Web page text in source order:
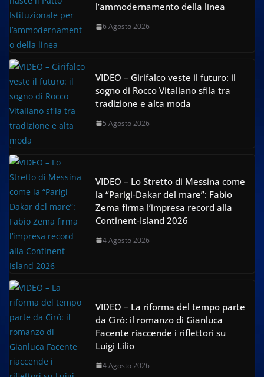
l’ammodernamento della linea
6 Agosto 2026
VIDEO – Girifalco veste il futuro: il
sogno di Rocco Vitaliano sfila tra
tradizione e alta moda
5 Agosto 2026
VIDEO – Lo Stretto di Messina come
la “Parigi-Dakar del mare”: Fabio
Zema firma l’impresa record alla
Continent-Island 2026
4 Agosto 2026
VIDEO – La riforma del tempo parte
da Cirò: il romanzo di Gianluca
Facente riaccende i riflettori su
Luigi Lilio
4 Agosto 2026